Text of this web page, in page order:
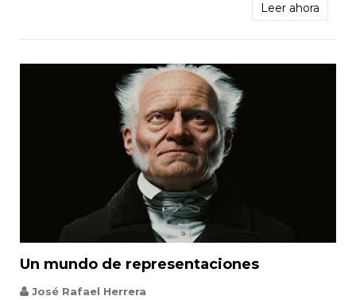
Leer ahora

Un mundo de representaciones
José Rafael Herrera
Schopenhauer